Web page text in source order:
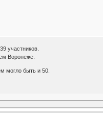
участников.
Воронеже.
могло быть и 50.